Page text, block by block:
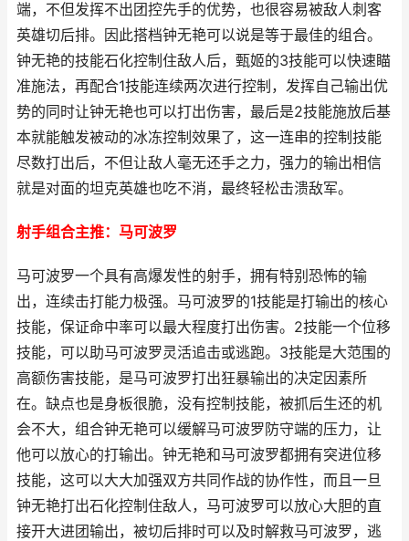
端，不但发挥不出团控先手的优势，也很容易被敌人刺客
英雄切后排。因此搭档钟无艳可以说是等于最佳的组合。
钟无艳的技能石化控制住敌人后，甄姬的3技能可以快速瞄
准施法，再配合1技能连续两次进行控制，发挥自己输出优
势的同时让钟无艳也可以打出伤害，最后是2技能施放后基
本就能触发被动的冰冻控制效果了，这一连串的控制技能
尽数打出后，不但让敌人毫无还手之力，强力的输出相信
就是对面的坦克英雄也吃不消，最终轻松击溃敌军。
射手组合主推：马可波罗
马可波罗一个具有高爆发性的射手，拥有特别恐怖的输
出，连续击打能力极强。马可波罗的1技能是打输出的核心
技能，保证命中率可以最大程度打出伤害。2技能一个位移
技能，可以助马可波罗灵活追击或逃跑。3技能是大范围的
高额伤害技能，是马可波罗打出狂暴输出的决定因素所
在。缺点也是身板很脆，没有控制技能，被抓后生还的机
会不大，组合钟无艳可以缓解马可波罗防守端的压力，让
他可以放心的打输出。钟无艳和马可波罗都拥有突进位移
技能，这可以大大加强双方共同作战的协作性，而且一旦
钟无艳打出石化控制住敌人，马可波罗可以放心大胆的直
接开大进团输出，被切后排时可以及时解救马可波罗，逃